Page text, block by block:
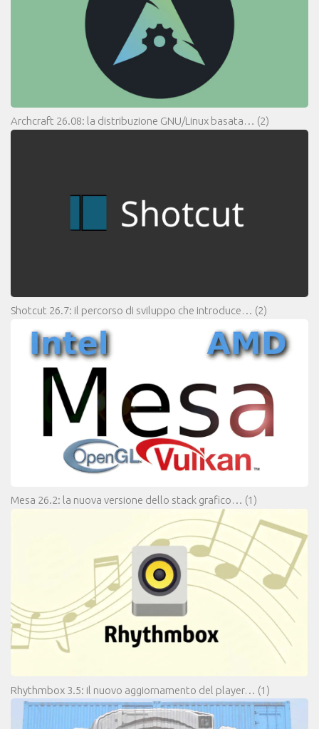
Archcraft 26.08: la distribuzione GNU/Linux basata… (2)
Shotcut 26.7: il percorso di sviluppo che introduce… (2)
Mesa 26.2: la nuova versione dello stack grafico… (1)
Rhythmbox 3.5: il nuovo aggiornamento del player… (1)